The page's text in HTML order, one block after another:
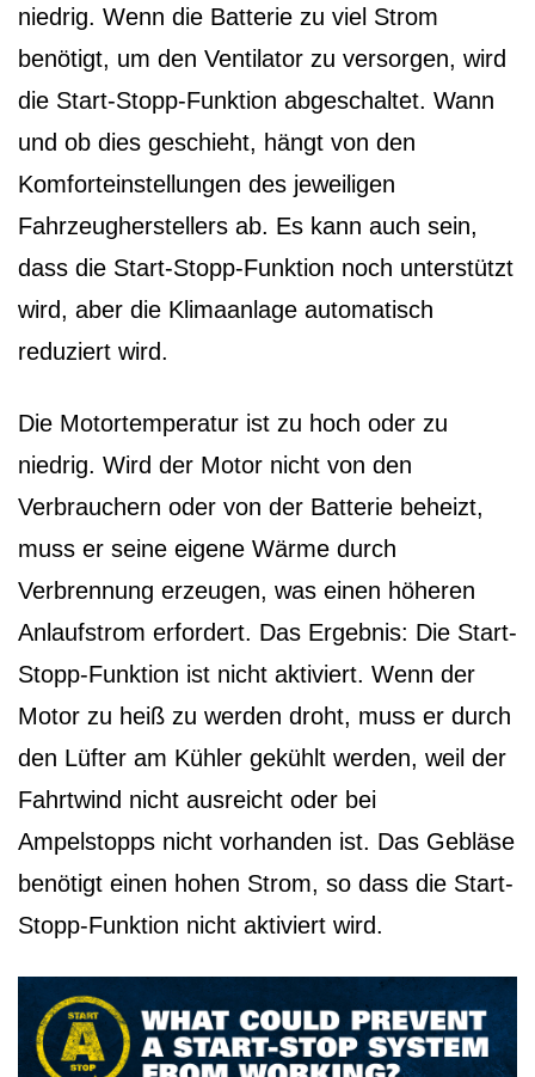
niedrig. Wenn die Batterie zu viel Strom
benötigt, um den Ventilator zu versorgen, wird
die Start-Stopp-Funktion abgeschaltet. Wann
und ob dies geschieht, hängt von den
Komforteinstellungen des jeweiligen
Fahrzeugherstellers ab. Es kann auch sein,
dass die Start-Stopp-Funktion noch unterstützt
wird, aber die Klimaanlage automatisch
reduziert wird.
Die Motortemperatur ist zu hoch oder zu
niedrig. Wird der Motor nicht von den
Verbrauchern oder von der Batterie beheizt,
muss er seine eigene Wärme durch
Verbrennung erzeugen, was einen höheren
Anlaufstrom erfordert. Das Ergebnis: Die Start-
Stopp-Funktion ist nicht aktiviert. Wenn der
Motor zu heiß zu werden droht, muss er durch
den Lüfter am Kühler gekühlt werden, weil der
Fahrtwind nicht ausreicht oder bei
Ampelstopps nicht vorhanden ist. Das Gebläse
benötigt einen hohen Strom, so dass die Start-
Stopp-Funktion nicht aktiviert wird.